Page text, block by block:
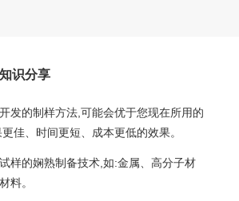
识分享
发的制样方法,可能会优于您现在所用的
佳、时间更短、成本更低的效果。
样的娴熟制备技术,如:金属、高分子材
料。